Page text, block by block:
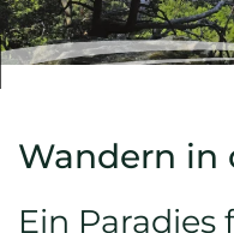
Wandern in
Ein